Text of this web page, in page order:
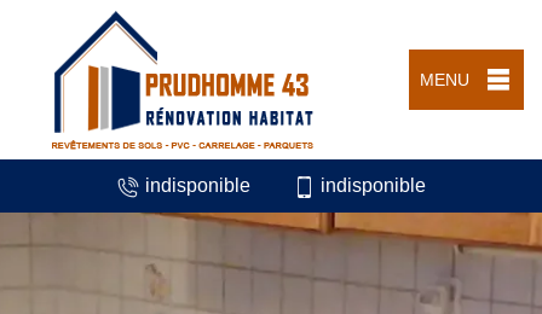
MENU
indisponible indisponible